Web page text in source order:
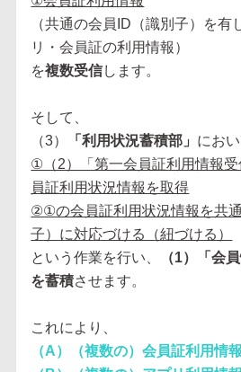
（共通の会員ID（識別子）を
リ・会員証の利用情報）
を複数受信します。
そして、
（3）
「利用状況蓄積部」 におい
①（2）「第一会員証利用情報
員証利用状況情報を取得
②①の会員証利用状況情報を共
子）に対応づける（紐づける）
という作業を行い、
（1）「会
を蓄積させます。
これにより、
（A）（複数の）会員証利用情報